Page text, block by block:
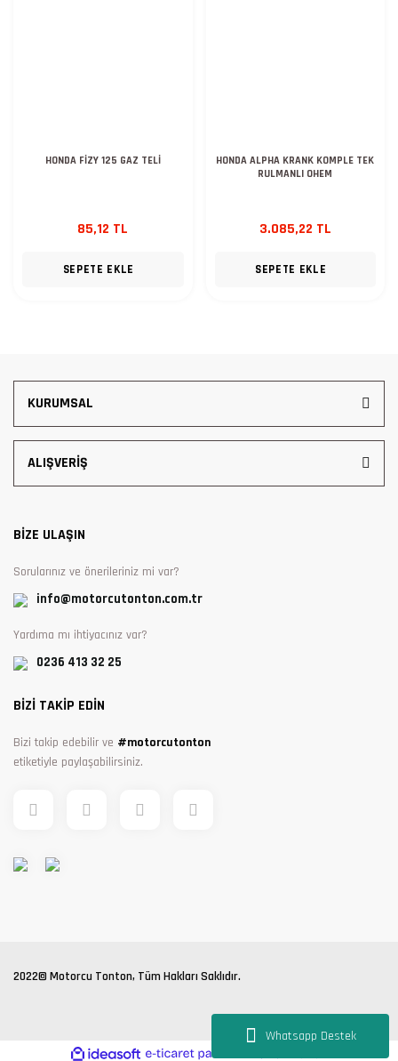
Whatsapp Destek
HONDA FİZY 125 GAZ TELİ
85,12 TL
SEPETE EKLE
HONDA ALPHA KRANK KOMPLE TEK
RULMANLI OHEM
3.085,22 TL
SEPETE EKLE
KURUMSAL
ALIŞVERİŞ
BİZE ULAŞIN
Sorularınız ve önerileriniz mi var?
info@motorcutonton.com.tr
Yardıma mı ihtiyacınız var?
0236 413 32 25
BİZİ TAKİP EDİN
Bizi takip edebilir ve #motorcutonton
etiketiyle paylaşabilirsiniz.
2022© Motorcu Tonton, Tüm Hakları Saklıdır.
ideasoft